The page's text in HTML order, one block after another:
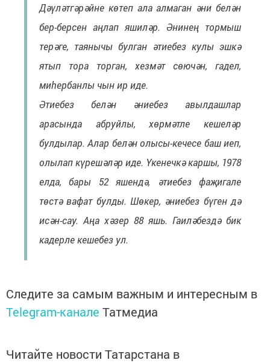
Дәүләтгәрәйне көтеп ала алмаган әни белән
бер-берсен аңлап яшиләр. Әнинең тормыш
терәге, таянычы булган әтиебез кулы эшкә
ятып тора торган, хезмәт сөючән, гадел,
миһербанлы чын ир иде.
Әтиебез белән әниебез авылдашлар
арасында абруйлы, хөрмәтле кешеләр
булдылар. Алар белән олысы-кечесе баш иеп,
олылап күрешәләр иде. Үкенечкә каршы, 1978
елда, бары 52 яшендә, әтиебез фаҗигале
төстә вафат булды. Шөкер, әниебез бүген дә
исән-сау. Аңа хәзер 88 яшь. Гаиләбездә бик
кадерле кешебез ул.
Следите за самым важным и интересным в
Telegram-канале Татмедиа
Читайте новости Татарстана в